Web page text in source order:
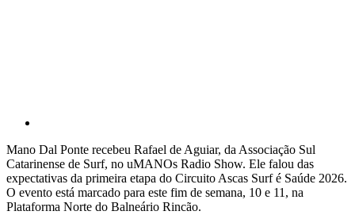
Mano Dal Ponte recebeu Rafael de Aguiar, da Associação Sul
Catarinense de Surf, no uMANOs Radio Show. Ele falou das
expectativas da primeira etapa do Circuito Ascas Surf é Saúde 2026.
O evento está marcado para este fim de semana, 10 e 11, na
Plataforma Norte do Balneário Rincão.